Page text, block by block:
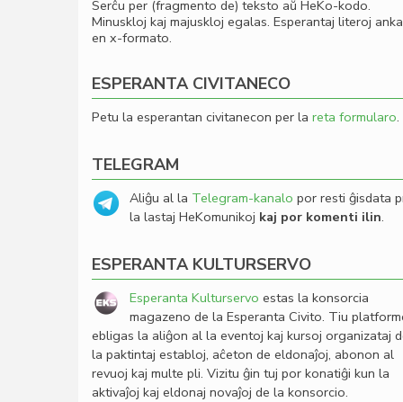
Serĉu per (fragmento de) teksto aŭ HeKo-kodo.
Minuskloj kaj majuskloj egalas. Esperantaj literoj
en x-formato.
ESPERANTA CIVITANECO
Petu la esperantan civitanecon per la reta formularo.
TELEGRAM
Aliĝu al la Telegram-kanalo por resti ĝisdata
la lastaj HeKomunikoj kaj por komenti ilin.
ESPERANTA KULTURSERVO
Esperanta Kulturservo estas la konsorcia
magazeno de la Esperanta Civito. Tiu
ebligas la aliĝon al la eventoj kaj kursoj organizataj
la paktintaj establoj, aĉeton de eldonaĵoj, abonon al
revuoj kaj multe pli. Vizitu ĝin tuj por konatiĝi kun la
aktivaĵoj kaj eldonaj novaĵoj de la konsorcio.